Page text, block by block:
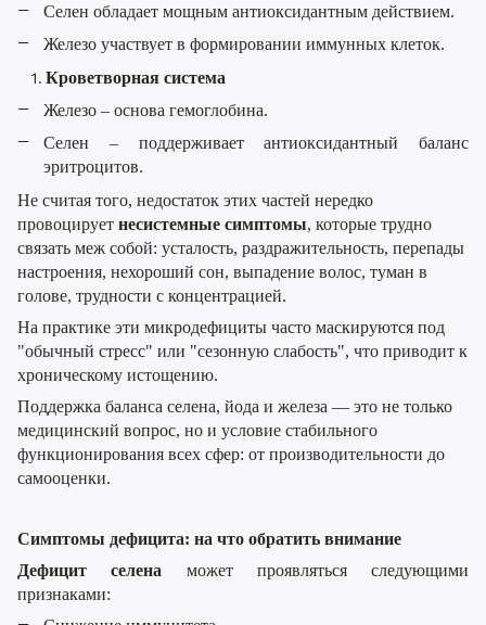
Селен обладает мощным антиоксидантным действием.
Железо участвует в формировании иммунных клеток.
Кроветворная система
Железо – основа гемоглобина.
Селен – поддерживает антиоксидантный баланс
эритроцитов.
Не считая того, недостаток этих частей нередко
провоцирует несистемные симптомы, которые трудно
связать меж собой: усталость, раздражительность, перепады
настроения, нехороший сон, выпадение волос, туман в
голове, трудности с концентрацией.
На практике эти микродефициты часто маскируются под
"обычный стресс" или "сезонную слабость", что приводит к
хроническому истощению.
Поддержка баланса селена, йода и железа — это не только
медицинский вопрос, но и условие стабильного
функционирования всех сфер: от производительности до
самооценки.
Симптомы дефицита: на что обратить внимание
Дефицит селена может проявляться следующими
признаками: